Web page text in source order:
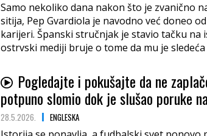
Samo nekoliko dana nakon što je zvanično
sitija, Pep Gvardiola je navodno već doneo
karijeri. Španski stručnjak je stavio tačku na
ostrvski mediji bruje o tome da mu je
Pogledajte i pokušajte da ne
potpuno slomio dok je slušao poruke
28.5.2026. ENGLESKA